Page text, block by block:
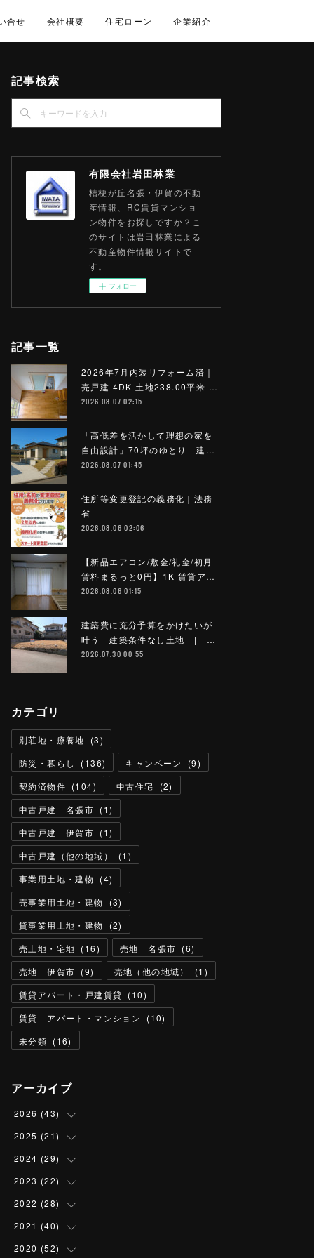
合せ 会社概要 住宅ローン 企業紹介
記事検索
有限会社岩田林業
桔梗が丘名張・伊賀の不動
産情報、RC賃貸マンショ
ン物件をお探しですか？こ
のサイトは岩田林業による
不動産物件情報サイトで
す。
フォロー
記事一覧
2026年7月内装リフォーム済｜
売戸建 4DK 土地238.00平米 …
2026.08.07 02:15
「高低差を活かして理想の家を
自由設計」70坪のゆとり 建…
2026.08.07 01:45
住所等変更登記の義務化｜法務
省
2026.08.06 02:06
【新品エアコン/敷金/礼金/初月
賃料まるっと0円】1K 賃貸ア…
2026.08.06 01:15
建築費に充分予算をかけたいが
叶う 建築条件なし土地 | …
2026.07.30 00:55
カテゴリ
別荘地・療養地 (3)
防災・暮らし
(136) キャンペーン (9)
契約済物件 (104) 中古住宅 (2)
中古戸建 名張市 (1)
中古戸建 伊賀市 (1)
中古戸建（他の地域）
(1 )
事業用土地・建物
(4)
売事業用土地・建物
(3)
貸事業用土地・建物
(2)
売土地・宅地 (16) 売地 名張市 (6)
売地 伊賀市 (9) 売地（他の地域） (1 )
賃貸アパート・戸建賃貸 (10)
賃貸 アパート・マンション
(10)
未分類 (16)
アーカイブ
2026 (43)
( 4)
(13
(13
(4)
( 3)
(2)
2025 (21)
(1)
(2)
(6)
( 4)
(1)
2024 (29)
(3)
(3)
( 3)
(4)
2023 (22)
(2)
(2)
(1)
2022 (28)
(3)
(2)
2021 (40)
(1)
2020 (52)